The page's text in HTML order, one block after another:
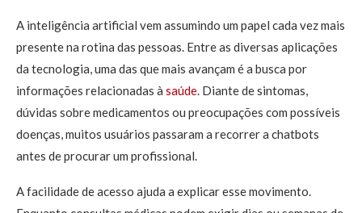
A inteligência artificial vem assumindo um papel cada vez mais
presente na rotina das pessoas. Entre as diversas aplicações
da tecnologia, uma das que mais avançam é a busca por
informações relacionadas à saúde. Diante de sintomas,
dúvidas sobre medicamentos ou preocupações com possíveis
doenças, muitos usuários passaram a recorrer a chatbots
antes de procurar um profissional.
A facilidade de acesso ajuda a explicar esse movimento.